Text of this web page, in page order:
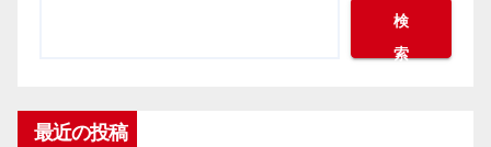
検
索
最近の投稿